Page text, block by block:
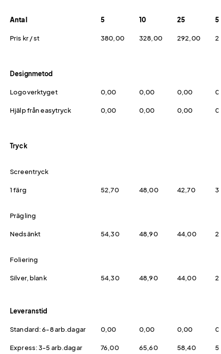
Antal 5 10 25
Pris kr / st 380,00 328,00 292,00
Designmetod
Logoverktyget 0,00 0,00 0,00
Hjälp från easytryck 0,00 0,00 0,00
Tryck
Screentryck
1 färg 52,70 48,00 42,70
Prägling
Nedsänkt 54,30 48,90 44,00
Foliering
Silver, blank 54,30 48,90 44,00
Leveranstid
Standard: 6-8 arb.dagar 0,00 0,00 0,00
Express: 3-5 arb.dagar 76,00 65,60 58,40